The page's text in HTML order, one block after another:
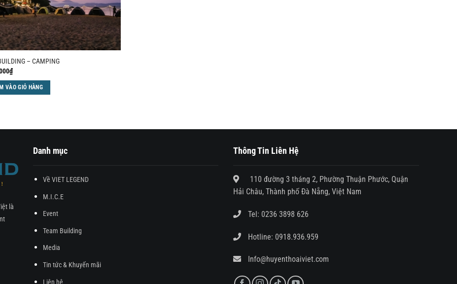
– CAMPING
₫
VÀO GIỎ HÀNG
là
Danh mục
Về VIET LEGEND
M.I.C.E
Event
Team Building
Media
Tin tức & Khuyến mãi
Liên hệ
Thông Tin Liên Hệ
110 đường 3 tháng 2, Phường Thuận Phước, Quận
Hải Châu, Thành phố Đà Nẵng, Việt Nam
Tel: 0236 3898 626
Hotline: 0918.936.959
Info@huyenthoaiviet.com